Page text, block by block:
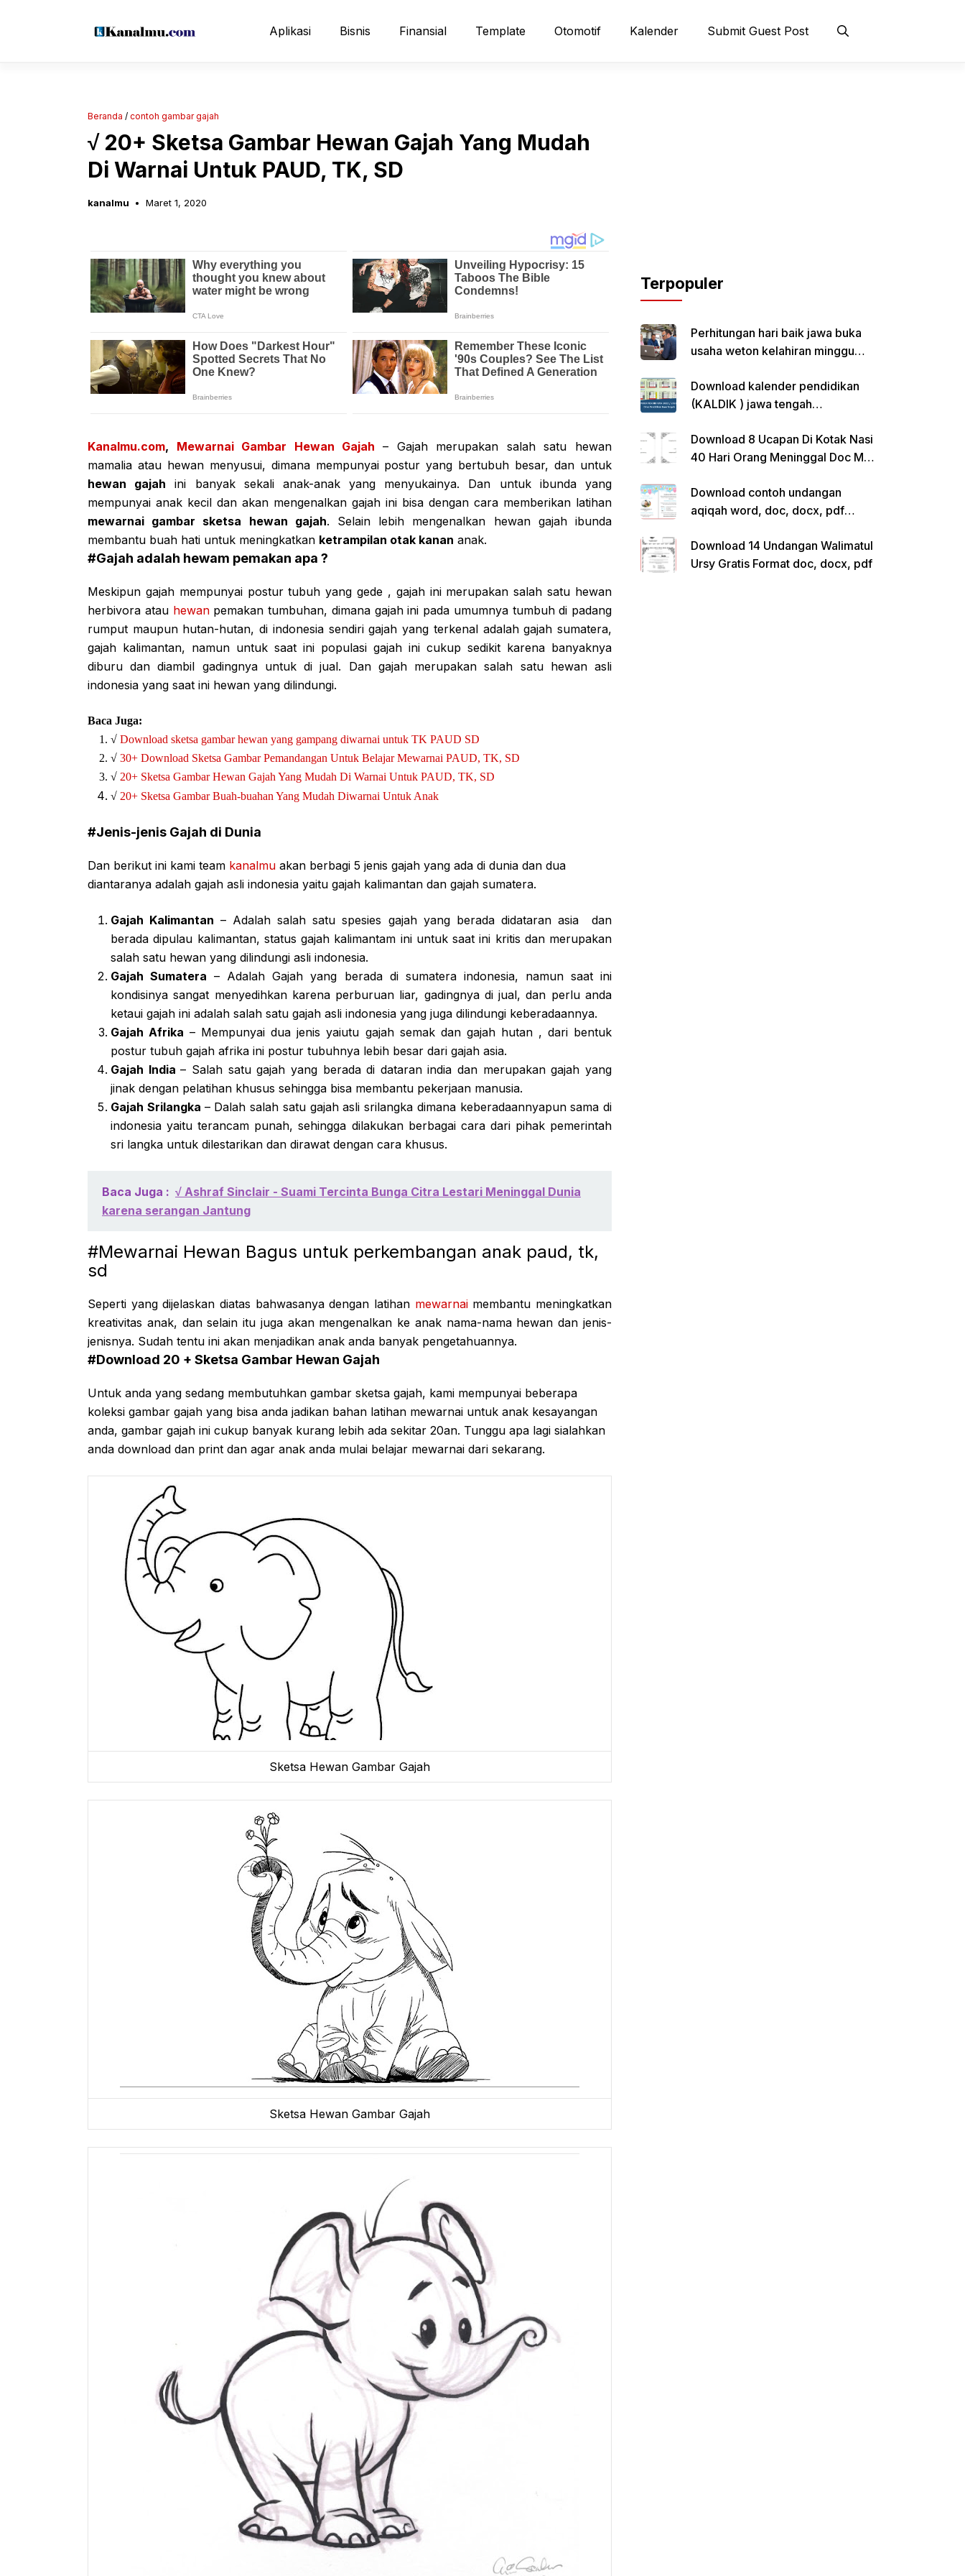
Aplikasi Bisnis Finansial Template Otomotif Kalender Submit Guest Post
Beranda / contoh gambar gajah
√ 20+ Sketsa Gambar Hewan Gajah Yang Mudah
Di Warnai Untuk PAUD, TK, SD
kanalmu Maret 1, 2020
Kanalmu.com, Mewarnai Gambar Hewan Gajah
– Gajah merupakan salah satu hewan
mamalia atau hewan menyusui, dimana mempunyai postur yang bertubuh besar, dan untuk
hewan gajah ini banyak sekali anak-anak yang menyukainya. Dan untuk ibunda yang
mempunyai anak kecil dan akan mengenalkan gajah ini bisa dengan cara memberikan latihan
mewarnai gambar sketsa hewan gajah. Selain lebih mengenalkan hewan gajah ibunda
membantu buah hati untuk meningkatkan ketrampilan otak kanan anak.
#Gajah adalah hewam pemakan apa ?
Meskipun gajah mempunyai postur tubuh yang gede , gajah ini merupakan salah satu hewan
herbivora atau hewanpemakan tumbuhan, dimana gajah ini pada umumnya tumbuh di padang
rumput maupun hutan-hutan, di indonesia sendiri gajah yang terkenal adalah gajah sumatera,
gajah kalimantan, namun untuk saat ini populasi gajah ini cukup sedikit karena banyaknya
diburu dan diambil gadingnya untuk di jual. Dan gajah merupakan salah satu hewan asli
indonesia yang saat ini hewan yang dilindungi.
Baca Juga:
√ Download sketsa gambar hewan yang gampang diwarnai untuk TK PAUD SD
√ 30+ Download Sketsa Gambar Pemandangan Untuk Belajar Mewarnai PAUD, TK, SD
√ 20+ Sketsa Gambar Hewan Gajah Yang Mudah Di Warnai Untuk PAUD, TK, SD
√ 20+ Sketsa Gambar Buah-buahan Yang Mudah Diwarnai Untuk Anak
#Jenis-jenis Gajah di Dunia
Dan berikut ini kami team kanalmu akan berbagi 5 jenis gajah yang ada di dunia dan dua
diantaranya adalah gajah asli indonesia yaitu gajah kalimantan dan gajah sumatera.
Gajah Kalimantan – Adalah salah satu spesies gajah yang berada didataran asia dan
berada dipulau kalimantan, status gajah kalimantam ini untuk saat ini kritis dan merupakan
salah satu hewan yang dilindungi asli indonesia.
Gajah Sumatera – Adalah Gajah yang berada di sumatera indonesia, namun saat ini
kondisinya sangat menyedihkan karena perburuan liar, gadingnya di jual, dan perlu anda
ketaui gajah ini adalah salah satu gajah asli indonesia yang juga dilindungi keberadaannya.
Gajah Afrika – Mempunyai dua jenis yaiutu gajah semak dan gajah hutan , dari bentuk
postur tubuh gajah afrika ini postur tubuhnya lebih besar dari gajah asia.
Gajah India– Salah satu gajah yang berada di dataran india dan merupakan gajah yang
jinak dengan pelatihan khusus sehingga bisa membantu pekerjaan manusia.
Gajah Srilangka – Dalah salah satu gajah asli srilangka dimana keberadaannyapun sama di
indonesia yaitu terancam punah, sehingga dilakukan berbagai cara dari pihak pemerintah
sri langka untuk dilestarikan dan dirawat dengan cara khusus.
Baca Juga : √ Ashraf Sinclair - Suami Tercinta Bunga Citra Lestari Meninggal Dunia
karena serangan Jantung
#Mewarnai Hewan Bagus untuk perkembangan anak paud, tk,
sd
Seperti yang dijelaskan diatas bahwasanya dengan latihan mewarnaimembantu meningkatkan
kreativitas anak, dan selain itu juga akan mengenalkan ke anak nama-nama hewan dan jenis-
jenisnya. Sudah tentu ini akan menjadikan anak anda banyak pengetahuannya.
#Download 20 + Sketsa Gambar Hewan Gajah
Untuk anda yang sedang membutuhkan gambar sketsa gajah, kami mempunyai beberapa
koleksi gambar gajah yang bisa anda jadikan bahan latihan mewarnai untuk anak kesayangan
anda, gambar gajah ini cukup banyak kurang lebih ada sekitar 20an. Tunggu apa lagi sialahkan
anda download dan print dan agar anak anda mulai belajar mewarnai dari sekarang.
Sketsa Hewan Gambar Gajah
Sketsa Hewan Gambar Gajah
Terpopuler
Perhitungan hari baik jawa buka
usaha weton kelahiran minggu
Download kalender pendidikan
(KALDIK ) jawa tengah
Download 8 Ucapan Di Kotak Nasi
40 Hari Orang Meninggal Doc Ms.
Download contoh undangan
aqiqah word, doc, docx, pdf
Download 14 Undangan Walimatul
Ursy Gratis Format doc, docx, pdf